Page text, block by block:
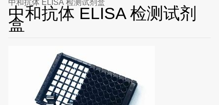
中和抗体 ELISA 检测试剂盒
中和抗体 ELISA 检测试剂
盒